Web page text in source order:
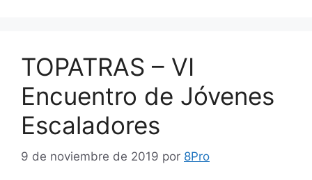
TOPATRAS – VI
Encuentro de Jóvenes
Escaladores
9 de noviembre de 2019 por 8Pro